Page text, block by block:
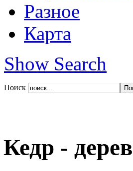
Разное
Карта
Show Search
Поиск
Кедр -